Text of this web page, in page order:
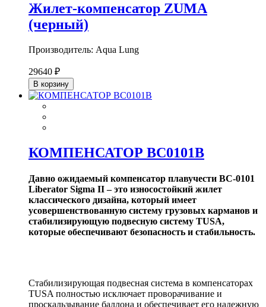
Жилет-компенсатор ZUMA
(черный)
Производитель: Aqua Lung
29640 ₽
В корзину
КОМПЕНСАТОР BC0101B
Давно ожидаемый компенсатор плавучести BC-0101
Liberator Sigma II – это износостойкий жилет
классического дизайна, который имеет
усовершенствованную систему грузовых карманов и
стабилизирующую подвесную систему TUSA,
которые обеспечивают безопасность и стабильность.
Стабилизирующая подвесная система в компенсаторах
TUSA полностью исключает проворачивание и
проскальзывание баллона и обеспечивает его надежную